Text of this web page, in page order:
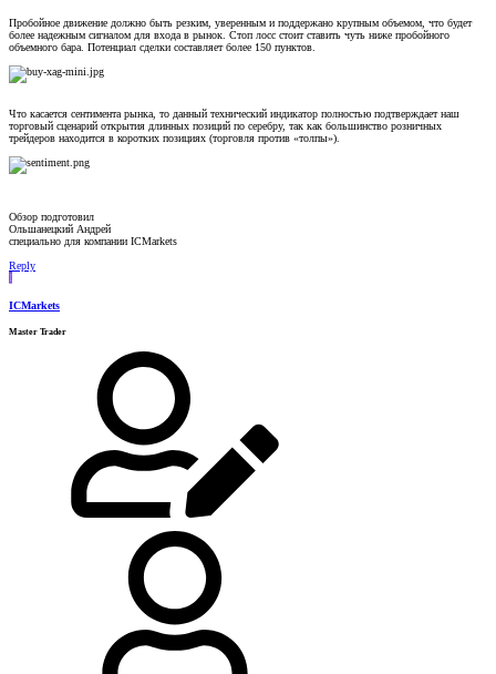
Пробойное движение должно быть резким, уверенным и поддержано крупным объемом, что будет
более надежным сигналом для входа в рынок. Стоп лосс стоит ставить чуть ниже пробойного
объемного бара. Потенциал сделки составляет более 150 пунктов.
Что касается сентимента рынка, то данный технический индикатор полностью подтверждает наш
торговый сценарий открытия длинных позиций по серебру, так как большинство розничных
трейдеров находится в коротких позициях (торговля против «толпы»).
Обзор подготовил
Ольшанецкий Андрей
специально для компании ICMarkets
Reply
ICMarkets
Master Trader